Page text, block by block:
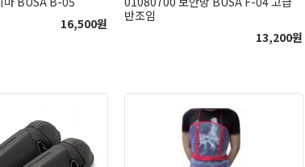
16,500원
반조임
13,200원